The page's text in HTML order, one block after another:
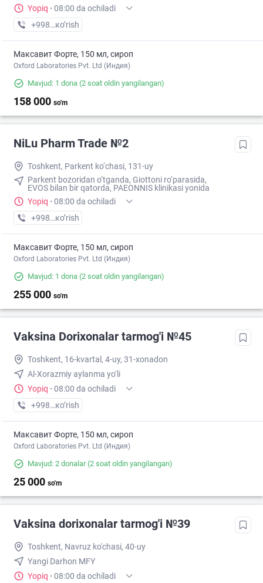
Yopiq · 08:00 da ochiladi
+998 (70) XXX-XX-XX
кo’rish
Максавит Форте, 150 мл, сироп
Oxford Laboratories Pvt. Ltd (Индия)
Mavjud: 1 dona (2 soat oldin yangilangan)
158 000 so'm
NiLu Pharm Trade №2
Toshkent, Parkent ko‘chasi, 131-uy
Parkent bozoridan o‘tganda, Giottoni ro‘parasida,
EVOS bilan bir qatorda, PAEONNIS klinikasi yonida
Yopiq · 08:00 da ochiladi
+998 (94) XXX-XX-XX
кo’rish
Максавит Форте, 150 мл, сироп
Oxford Laboratories Pvt. Ltd (Индия)
Mavjud: 1 dona (2 soat oldin yangilangan)
255 000 so'm
Vaksina Dorixonalar tarmog'i №45
Toshkent, 16-kvartal, 4-uy, 31-xonadon
Al-Xorazmiy aylanma yo‘li
Yopiq · 08:00 da ochiladi
+998 (77) XXX-XX-XX
кo’rish
Максавит Форте, 150 мл, сироп
Oxford Laboratories Pvt. Ltd (Индия)
Mavjud: 2 donalar(2 soat oldin yangilangan)
25 000 so'm
Vaksina dorixonalar tarmog'i №39
Toshkent, Navruz ko'chasi, 40-uy
Yangi Darhon MFY
Yopiq · 08:00 da ochiladi